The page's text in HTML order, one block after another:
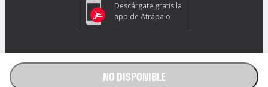
NO DISPONIBLE
Descárgate gratis la
app de Atrápalo